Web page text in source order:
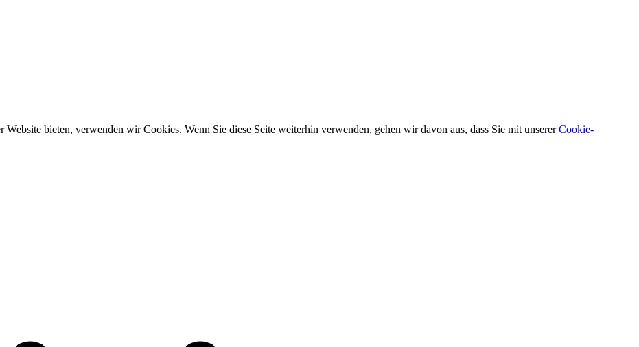
bieten, verwenden wir Cookies. Wenn Sie diese Seite weiterhin verwenden, gehen wir davon aus, dass Sie mit unsererCookie-